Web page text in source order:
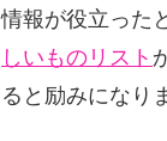
情報が役立った
しいものリスト
ると励みになり